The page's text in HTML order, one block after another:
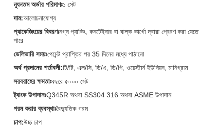
ন্যূনতম অর্ডার পরিমাণঃ১ সেট
দাম:আলোচনাযোগ্য
প্যাকেজিংয়ের বিবরণঃনগ্ন প্যাকিং, কনটেইনার বা বাল্ক কার্গো দ্বারা প্রেরণ করা যেতে
পারে
ডেলিভারি সময়ঃপেমেন্ট প্রাপ্তির পর 35 দিনের মধ্যে পাঠানো
অর্থ প্রদানের শর্তাবলী:টি/টি, এল/সি, ডি/এ, ডি/পি, ওয়েস্টার্ন ইউনিয়ন, মানিগ্রাম
সরবরাহের ক্ষমতাঃবছরে ৫০০০ সেট
ট্যাংক উপাদানঃQ345R অথবা SS304 316 অথবা ASME উপাদান
গরম করার ব্যবস্থাঃবৈদ্যুতিক গরম
চাপ:উচ্চ চাপ